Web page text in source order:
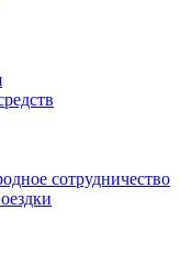
сотрудничество